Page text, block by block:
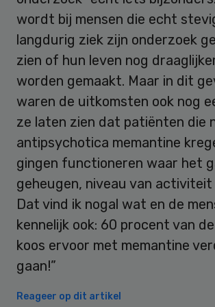
wordt bij mensen die echt
langdurig ziek zijn onderzoek
zien of hun leven nog
worden gemaakt. Maar in dit
waren de uitkomsten ook nog
ze laten zien dat patiënten die
antipsychotica memantine
gingen functioneren waar het
geheugen, niveau van
Dat vind ik nogal wat en de
kennelijk ook: 60 procent van
koos ervoor met memantine
gaan!”
Reageer op dit artikel